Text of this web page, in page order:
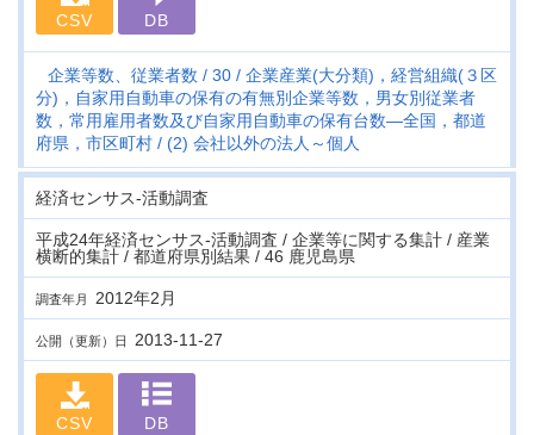
CSV DB
企業等数、従業者数 30
企業産業(大分類)，経営組織(３区
分)，自家用自動車の保有の有無別企業等数，男女別従業者
数，常用雇用者数及び自家用自動車の保有台数―全国，都道
府県，市区町村
(2) 会社以外の法人～個人
経済センサス‐活動調査
平成24年経済センサス‐活動調査 / 企業等に関する集計 / 産業
横断的集計 / 都道府県別結果 / 46 鹿児島県
調査年月 2012年2月
公開（更新）日 2013-11-27
CSV DB